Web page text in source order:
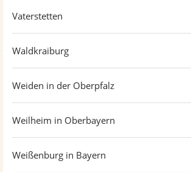
Vaterstetten
Waldkraiburg
Weiden in der Oberpfalz
Weilheim in Oberbayern
Weißenburg in Bayern